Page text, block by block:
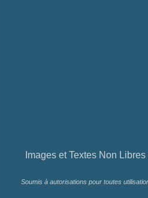
Images et Textes Non
Soumis à autorisations pour toutes